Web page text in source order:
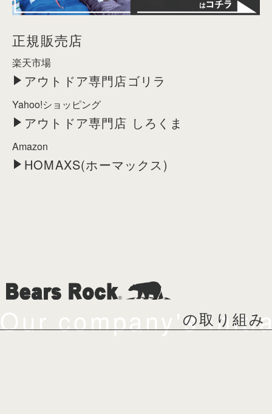
正規販売店
楽天市場
アウトドア専門店ゴリラ
Yahoo!ショッピング
アウトドア専門店 しろくま
Amazon
HOMAXS(ホーマックス)
Our company'sの取り組み